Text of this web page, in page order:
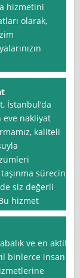
hizmetini
olarak,
İstanbul‘da
eve nakliyat
kaliteli
sürecini
siz değerli
hizmet
ve en aktif
binlerce insan